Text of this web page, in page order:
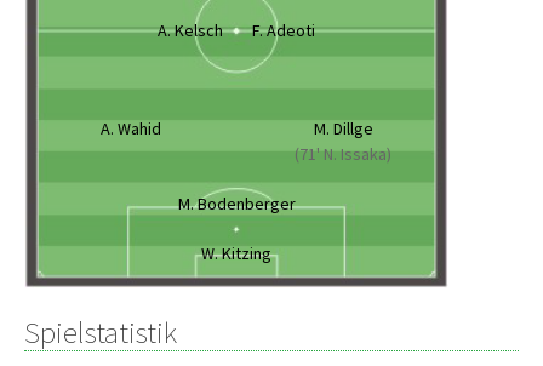
A. Kelsch F. Adeoti
A. Wahid
M. Dillge
(71' N. Issaka)
M. Bodenberger
W. Kitzing
Spielstatistik